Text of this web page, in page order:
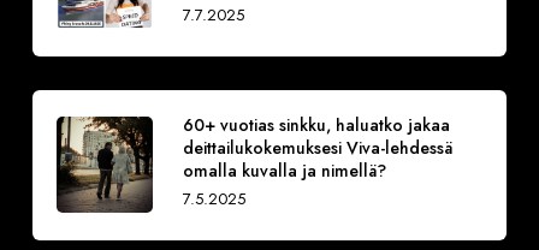
7.7.2025
60+ vuotias sinkku, haluatko jakaa
deittailukokemuksesi Viva-lehdessä
omalla kuvalla ja nimellä?
7.5.2025